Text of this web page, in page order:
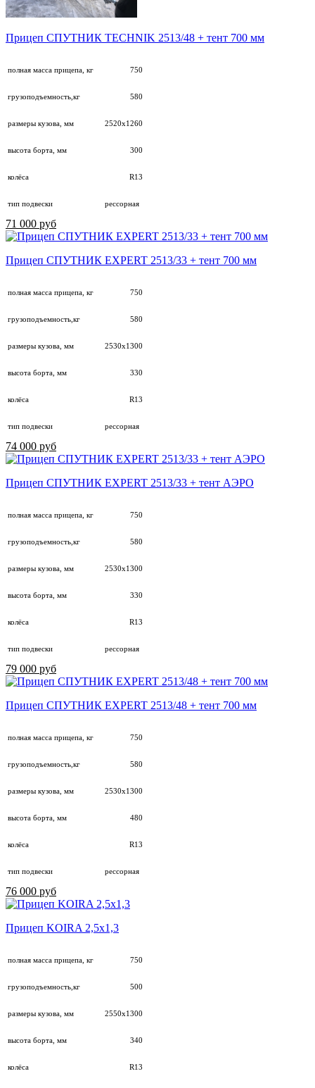
Прицеп СПУТНИК TECHNIK 2513/48 + тент 700 мм
полная масса прицепа, кг 750
грузоподъемность,кг 580
размеры кузова, мм 2520х1260
высота борта, мм 300
колёса R13
тип подвески рессорная
71 000 руб
Прицеп СПУТНИК EXPERT 2513/33 + тент 700 мм
полная масса прицепа, кг 750
грузоподъемность,кг 580
размеры кузова, мм 2530х1300
высота борта, мм 330
колёса R13
тип подвески рессорная
74 000 руб
Прицеп СПУТНИК EXPERT 2513/33 + тент АЭРО
полная масса прицепа, кг 750
грузоподъемность,кг 580
размеры кузова, мм 2530х1300
высота борта, мм 330
колёса R13
тип подвески рессорная
79 000 руб
Прицеп СПУТНИК EXPERT 2513/48 + тент 700 мм
полная масса прицепа, кг 750
грузоподъемность,кг 580
размеры кузова, мм 2530х1300
высота борта, мм 480
колёса R13
тип подвески рессорная
76 000 руб
Прицеп KOIRA 2,5х1,3
полная масса прицепа, кг 750
грузоподъемность,кг 500
размеры кузова, мм 2550х1300
высота борта, мм 340
колёса R13